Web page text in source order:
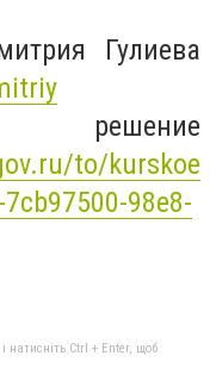
Гулиева
to/kurskoe
98e8-
натисніть Ctrl + Enter, щоб